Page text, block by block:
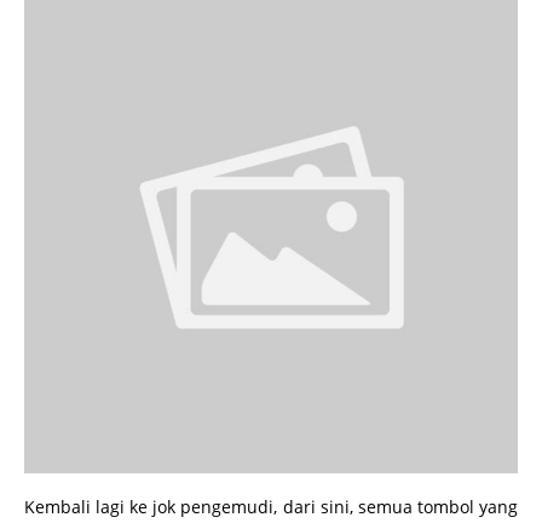
Kembali lagi ke jok pengemudi, dari sini, semua tombol yang